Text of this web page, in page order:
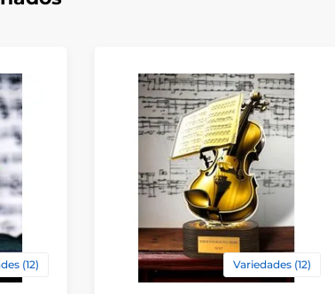
(12) Variedades (12)